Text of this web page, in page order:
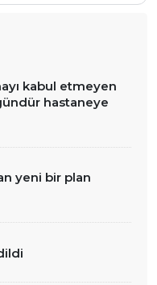
kabul etmeyen
hastaneye
yeni bir plan